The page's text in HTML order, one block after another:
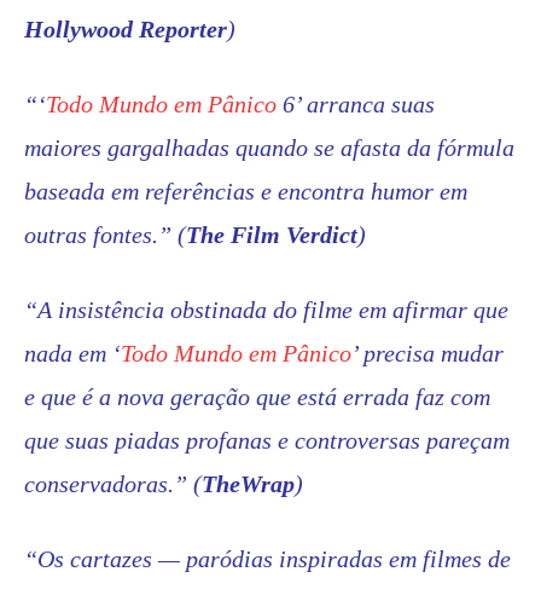
Hollywood Reporter)
“‘Todo Mundo em Pânico 6’ arranca suas
maiores gargalhadas quando se afasta da fórmula
baseada em referências e encontra humor em
outras fontes.” (The Film Verdict)
“A insistência obstinada do filme em afirmar que
nada em ‘Todo Mundo em Pânico’ precisa mudar
e que é a nova geração que está errada faz com
que suas piadas profanas e controversas pareçam
conservadoras. ” (TheWrap)
“Os cartazes — paródias inspiradas em filmes de